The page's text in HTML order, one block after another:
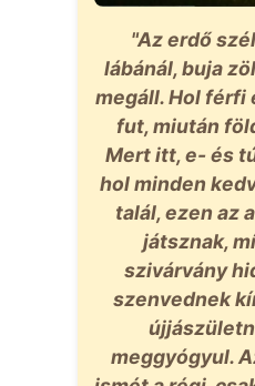
"Az erdő
lábánál, buja
megáll. Hol férfi
fut, miután
Mert itt, e- és
hol minden
talál, ezen az
játsznak,
szivárvány
szenvednek
meggyógyul.